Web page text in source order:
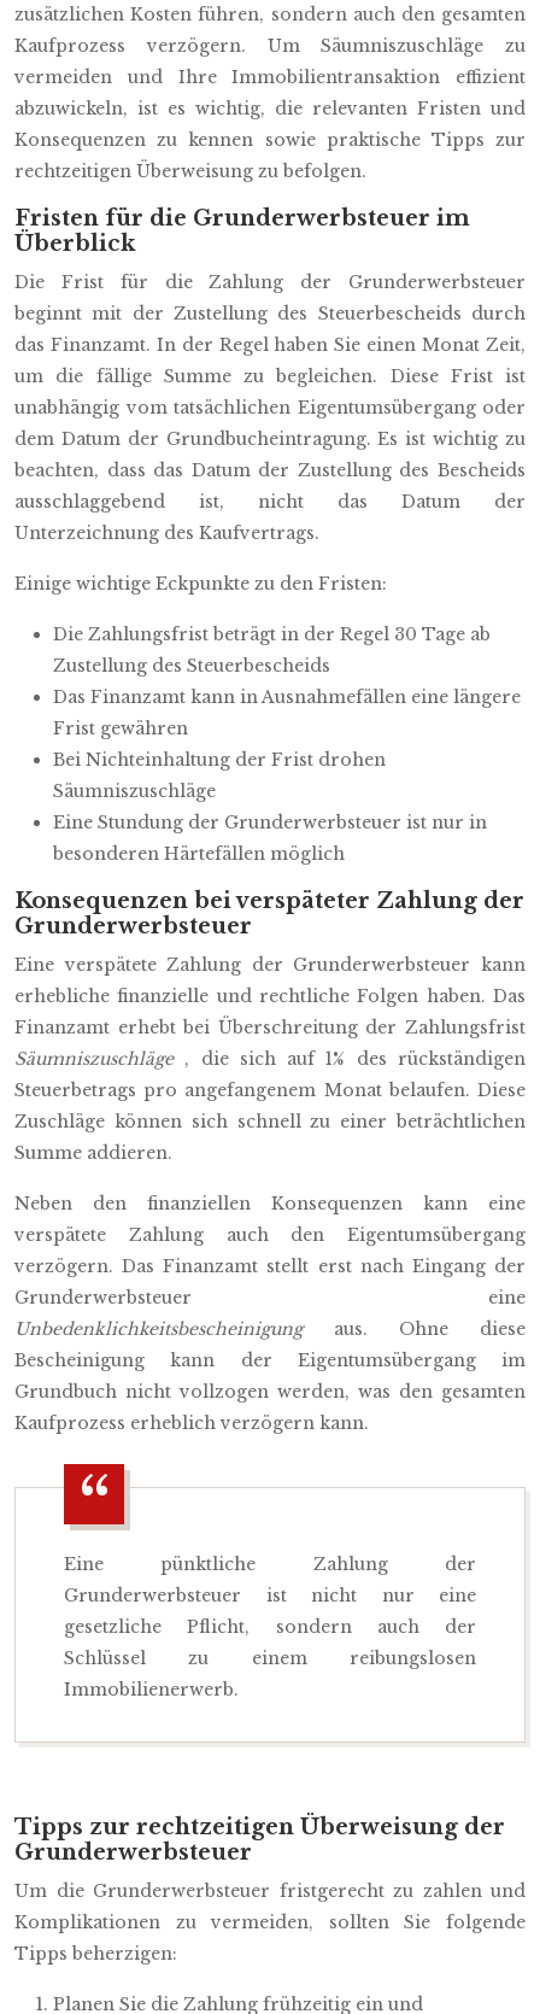
zusätzlichen Kosten führen, sondern auch den gesamten
Kaufprozess verzögern. Um Säumniszuschläge zu
vermeiden und Ihre Immobilientransaktion effizient
abzuwickeln, ist es wichtig, die relevanten Fristen und
Konsequenzen zu kennen sowie praktische Tipps zur
rechtzeitigen Überweisung zu befolgen.
Fristen für die Grunderwerbsteuer im
Überblick
Die Frist für die Zahlung der Grunderwerbsteuer
beginnt mit der Zustellung des Steuerbescheids durch
das Finanzamt. In der Regel haben Sie einen Monat Zeit,
um die fällige Summe zu begleichen. Diese Frist ist
unabhängig vom tatsächlichen Eigentumsübergang oder
dem Datum der Grundbucheintragung. Es ist wichtig zu
beachten, dass das Datum der Zustellung des Bescheids
ausschlaggebend ist, nicht das Datum der
Unterzeichnung des Kaufvertrags.
Einige wichtige Eckpunkte zu den Fristen:
Die Zahlungsfrist beträgt in der Regel 30 Tage ab
Zustellung des Steuerbescheids
Das Finanzamt kann in Ausnahmefällen eine längere
Frist gewähren
Bei Nichteinhaltung der Frist drohen
Säumniszuschläge
Eine Stundung der Grunderwerbsteuer ist nur in
besonderen Härtefällen möglich
Konsequenzen bei verspäteter Zahlung der
Grunderwerbsteuer
Eine verspätete Zahlung der Grunderwerbsteuer kann
erhebliche finanzielle und rechtliche Folgen haben. Das
Finanzamt erhebt bei Überschreitung der Zahlungsfrist
Säumniszuschläge , die sich auf 1% des rückständigen
Steuerbetrags pro angefangenem Monat belaufen. Diese
Zuschläge können sich schnell zu einer beträchtlichen
Summe addieren.
Neben den finanziellen Konsequenzen kann eine
verspätete Zahlung auch den Eigentumsübergang
verzögern. Das Finanzamt stellt erst nach Eingang der
Grunderwerbsteuer eine
Unbedenklichkeitsbescheinigung aus. Ohne diese
Bescheinigung kann der Eigentumsübergang im
Grundbuch nicht vollzogen werden, was den gesamten
Kaufprozess erheblich verzögern kann.
Eine pünktliche Zahlung der
Grunderwerbsteuer ist nicht nur eine
gesetzliche Pflicht, sondern auch der
Schlüssel zu einem reibungslosen
Immobilienerwerb.
Tipps zur rechtzeitigen Überweisung der
Grunderwerbsteuer
Um die Grunderwerbsteuer fristgerecht zu zahlen und
Komplikationen zu vermeiden, sollten Sie folgende
Tipps beherzigen:
Planen Sie die Zahlung frühzeitig ein und